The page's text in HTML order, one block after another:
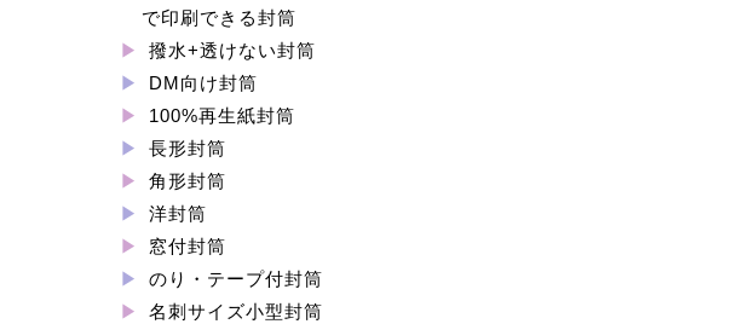
で印刷できる封筒
撥水+透けない封筒
DM向け封筒
100%再生紙封筒
長形封筒
角形封筒
洋封筒
窓付封筒
のり・テープ付封筒
名刺サイズ小型封筒